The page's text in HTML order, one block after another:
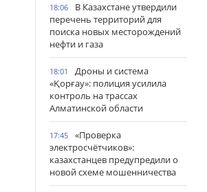
18:06
В Казахстане утвердили
перечень территорий для
поиска новых месторождений
нефти и газа
18:01
Дроны и система
«Қорғау»: полиция усилила
контроль на трассах
Алматинской области
17:45
«Проверка
электросчётчиков»:
казахстанцев предупредили о
новой схеме мошенничества